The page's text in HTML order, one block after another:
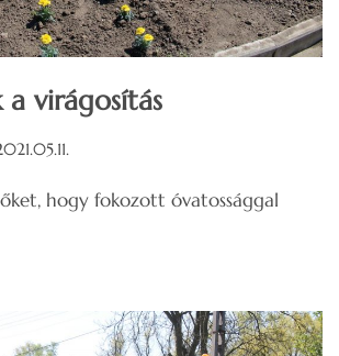
virágosítás
hogy fokozott óvatossággal